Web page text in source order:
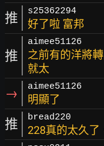
推 s25362294
好了啦 富邦
推
aimee51126
之前有的洋將
就太
→ aimee51126
明顯了
推 bread220
228真的太久了